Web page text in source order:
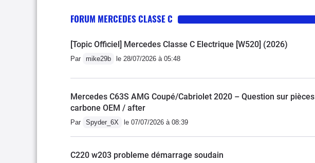
reconnaître sa responsabilité
FORUM MERCEDES CLASSE C
[Topic Officiel] Mercedes Classe C Electrique [W520] (2026)
Par mike29b le 28/07/2026 à 05:48
Mercedes C63S AMG Coupé/Cabriolet 2020 – Question sur pièces
carbone OEM / after
Par Spyder_6X le 07/07/2026 à 08:39
C220 w203 probleme démarrage soudain